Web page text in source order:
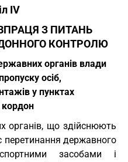
IV
З ПИТАНЬ
КОНТРОЛЮ
органів влади
осіб,
у пунктах
органів, що здійснюють
перетинання державного
засобами і